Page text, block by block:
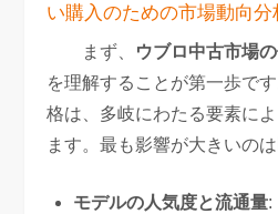
い購入のための市場動向分
まず、 ウブロ中古市場
を理解することが第一歩です
格は、多岐にわたる要素に
ます。最も影響が大きいのは
モデルの人気度と流通量: